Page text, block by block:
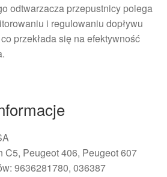
odtwarzacza przepustnicy polega
i regulowaniu dopływu
przekłada się na efektywność
C5, Peugeot 406, Peugeot 607
9636281780, 036387